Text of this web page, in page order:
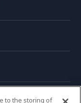
to the storing of